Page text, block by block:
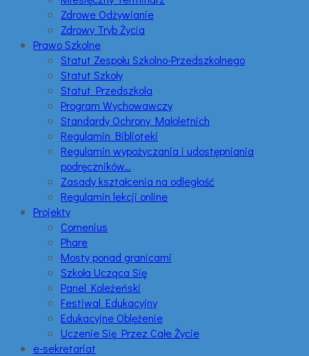
Zdrowe Odżywianie
Zdrowy Tryb Życia
Prawo Szkolne
Statut Zespołu Szkolno-Przedszkolnego
Statut Szkoły
Statut Przedszkola
Program Wychowawczy
Standardy Ochrony Małoletnich
Regulamin Biblioteki
Regulamin wypożyczania i udostępniania
podręczników…
Zasady kształcenia na odległość
Regulamin lekcji online
Projekty
Comenius
Phare
Mosty ponad granicami
Szkoła Ucząca Się
Panel Koleżeński
Festiwal Edukacyjny
Edukacyjne Oblężenie
Uczenie Się Przez Całe Życie
e-sekretariat